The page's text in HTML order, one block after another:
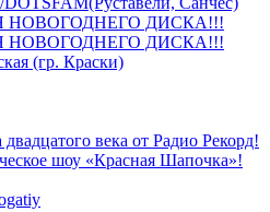
НОВОГОДНЕГО ДИСКА!!!
НОВОГОДНЕГО ДИСКА!!!
(гр. Краски)
века от Радио Рекорд!
шоу «Красная Шапочка»!